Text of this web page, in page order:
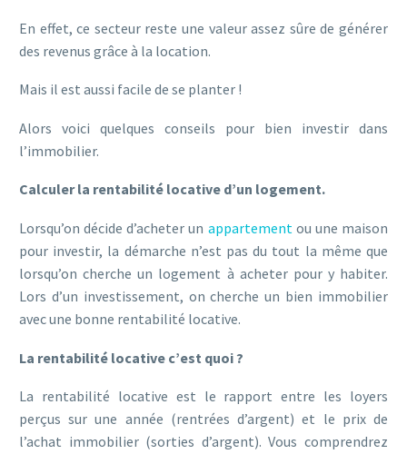
En effet, ce secteur reste une valeur assez sûre de générer
des revenus grâce à la location.
Mais il est aussi facile de se planter !
Alors voici quelques conseils pour bien investir dans
l’immobilier.
Calculer la rentabilité locative d’un logement.
Lorsqu’on décide d’acheter un appartementou une maison
pour investir, la démarche n’est pas du tout la même que
lorsqu’on cherche un logement à acheter pour y habiter.
Lors d’un investissement, on cherche un bien immobilier
avec une bonne rentabilité locative.
La rentabilité locative c’est quoi ?
La rentabilité locative est le rapport entre les loyers
perçus sur une année (rentrées d’argent) et le prix de
l’achat immobilier (sorties d’argent). Vous comprendrez